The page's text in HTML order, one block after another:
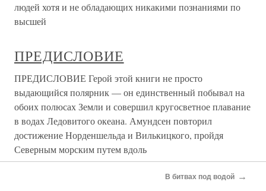
людей хотя и не обладающих никакими познаниями по
высшей
ПРЕДИСЛОВИЕ
ПРЕДИСЛОВИЕ Герой этой книги не просто
выдающийся полярник — он единственный побывал на
обоих полюсах Земли и совершил кругосветное плавание
в водах Ледовитого океана. Амундсен повторил
достижение Норденшельда и Вилькицкого, пройдя
Северным морским путем вдоль
В битвах под водой →